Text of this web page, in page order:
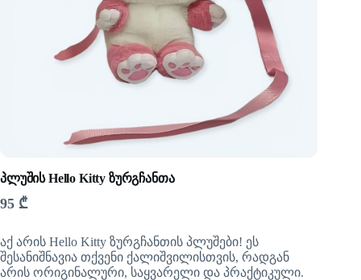
პლუშის Hello Kitty ზურგჩანთა
95 ₾
აქ არის Hello Kitty ზურგჩანთის პლუშები! ეს
შესანიშნავია თქვენი ქალიშვილისთვის, რადგან
არის ორიგინალური, საყვარელი და პრაქტიკული.